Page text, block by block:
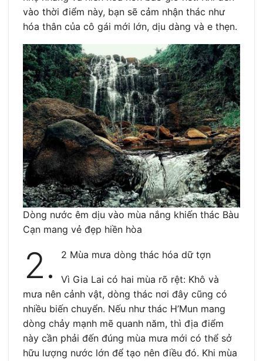
vào thời điểm này, bạn sẽ cảm nhận thác như
hóa thân của cô gái mới lớn, dịu dàng và e thẹn.
Dòng nước êm dịu vào mùa nắng khiến thác Bàu
Cạn mang vẻ đẹp hiền hòa
2. 2 Mùa mưa dòng thác hóa dữ tợn
Vì Gia Lai có hai mùa rõ rệt: Khô và
mưa nên cảnh vật, dòng thác nơi đây cũng có
nhiều biến chuyển. Nếu như thác H’Mun mang
dòng chảy mạnh mẽ quanh năm, thì địa điểm
này cần phải đến đúng mùa mưa mới có thể sở
hữu lượng nước lớn để tạo nên điều đó. Khi mùa